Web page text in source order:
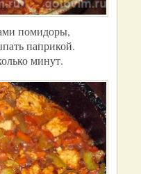
помидоры,
паприкой.
минут.